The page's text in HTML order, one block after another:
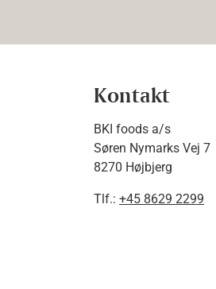
Kontakt
BKI foods a/s
Søren Nymarks Vej 7
8270 Højbjerg
Tlf.: +45 8629 2299